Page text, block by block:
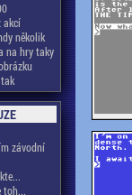
akcí
několik
na hry taky
závodní
toh...